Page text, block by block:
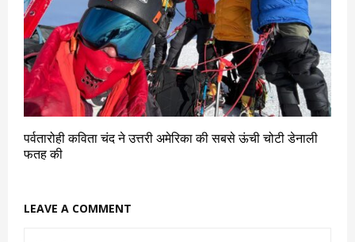
पर्वतारोही कविता चंद ने उत्तरी अमेरिका की सबसे ऊंची चोटी डेनाली
फतह की
LEAVE A COMMENT